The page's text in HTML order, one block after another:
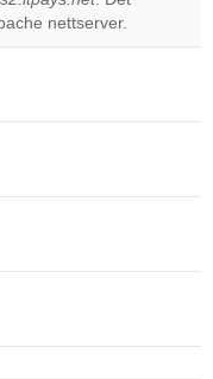
own thisnettserver.